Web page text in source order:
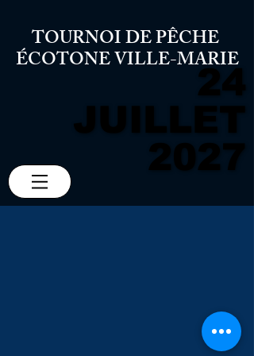
TOURNOI DE PÊCHE
ÉCOTONE VILLE-MARIE
24
JUILLET
2027
24
JUILLET
2027